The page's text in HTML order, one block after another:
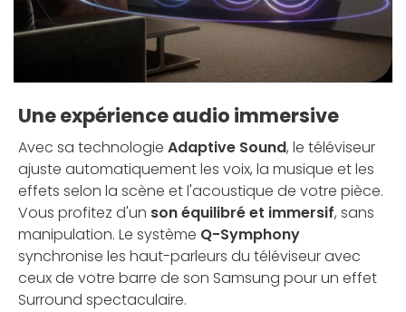
Une expérience audio immersive
Avec sa technologie Adaptive Sound, le téléviseur
ajuste automatiquement les voix, la musique et les
effets selon la scène et l'acoustique de votre pièce.
Vous profitez d'un son équilibré et immersif, sans
manipulation. Le système Q-Symphony
synchronise les haut-parleurs du téléviseur avec
ceux de votre barre de son Samsung pour un effet
Surround spectaculaire.